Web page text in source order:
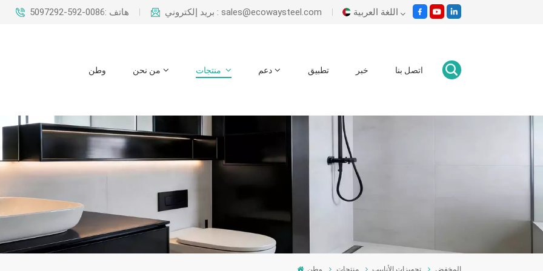
هاتف :0086-592-5097292 بريد إلكتروني : sales@ecowaysteel.com اللغة العربية
وطن من نحن دعم تطبيق خبر اتصل بنا
وطن منتجات تجهيزات الأنابيب المخفض